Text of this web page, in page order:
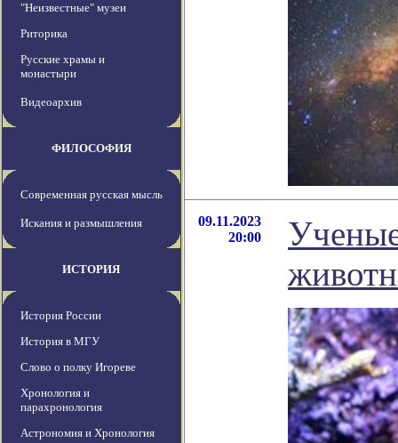
"Неизвестные" музеи
Риторика
Русские храмы и
монастыри
Видеоархив
ФИЛОСОФИЯ
Современная русская мысль
Искания и размышления
ИСТОРИЯ
История России
История в МГУ
Слово о полку Игореве
Хронология и
парахронология
Астрономия и Хронология
09.11.2023
20:00